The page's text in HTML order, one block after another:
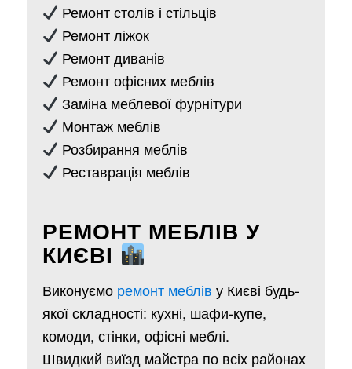
Ремонт столів і стільців
Ремонт ліжок
Ремонт диванів
Ремонт офісних меблів
Заміна меблевої фурнітури
Монтаж меблів
Розбирання меблів
Реставрація меблів
РЕМОНТ МЕБЛІВ У
КИЄВІ
Виконуємо ремонт меблів у Києві будь-
якої складності: кухні, шафи-купе,
комоди, стінки, офісні меблі.
Швидкий виїзд майстра по всіх районах